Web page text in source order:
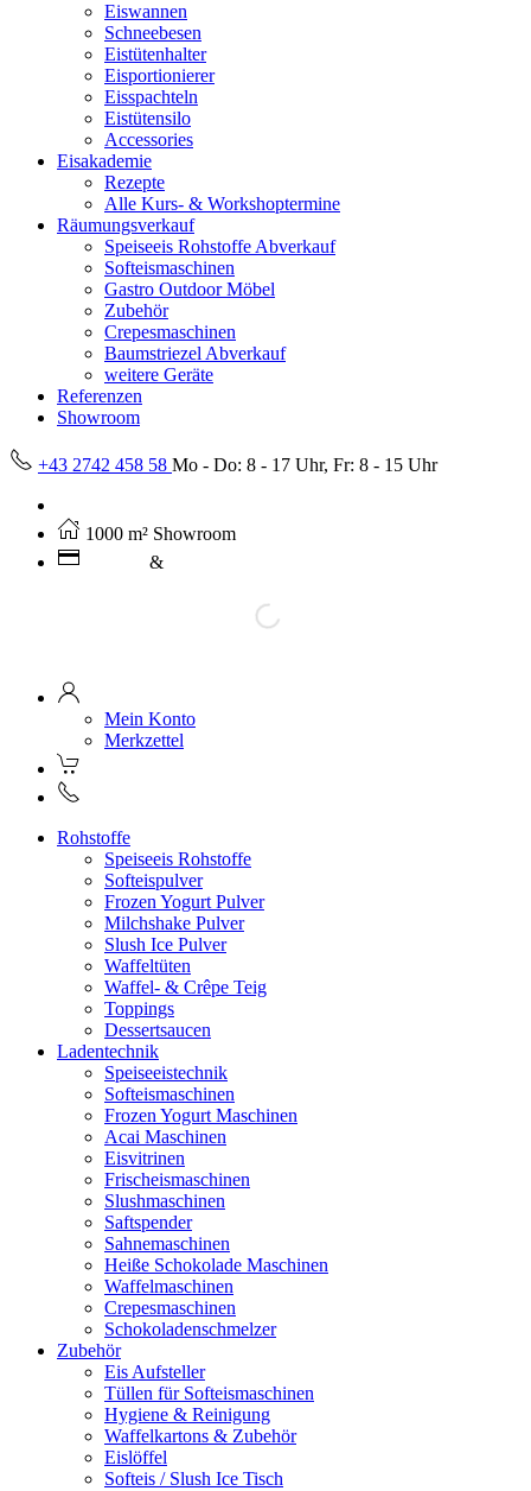
Eiswannen
Schneebesen
Eistütenhalter
Eisportionierer
Eisspachteln
Eistütensilo
Accessories
Eisakademie
Rezepte
Alle Kurs- & Workshoptermine
Räumungsverkauf
Speiseeis Rohstoffe Abverkauf
Softeismaschinen
Gastro Outdoor Möbel
Zubehör
Crepesmaschinen
Baumstriezel Abverkauf
weitere Geräte
Referenzen
Showroom
+43 2742 458 58 Mo - Do: 8 - 17 Uhr, Fr: 8 - 15 Uhr
1000 m² Showroom
&
Mein Konto
Merkzettel
Rohstoffe
Speiseeis Rohstoffe
Softeispulver
Frozen Yogurt Pulver
Milchshake Pulver
Slush Ice Pulver
Waffeltüten
Waffel- & Crêpe Teig
Toppings
Dessertsaucen
Ladentechnik
Speiseeistechnik
Softeismaschinen
Frozen Yogurt Maschinen
Acai Maschinen
Eisvitrinen
Frischeismaschinen
Slushmaschinen
Saftspender
Sahnemaschinen
Heiße Schokolade Maschinen
Waffelmaschinen
Crepesmaschinen
Schokoladenschmelzer
Zubehör
Eis Aufsteller
Tüllen für Softeismaschinen
Hygiene & Reinigung
Waffelkartons & Zubehör
Eislöffel
Softeis / Slush Ice Tisch